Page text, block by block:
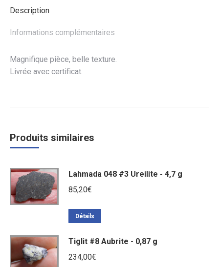
Description
Informations complémentaires
Magnifique pièce, belle texture.
Livrée avec certificat.
Produits similaires
Lahmada 048 #3 Ureilite - 4,7 g
85,20€
Détails
Tiglit #8 Aubrite - 0,87 g
234,00€